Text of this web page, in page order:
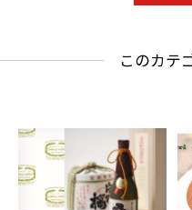
このカテ